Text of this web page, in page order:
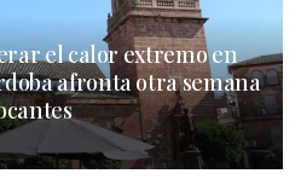
el calor extremo en
afronta otra semana